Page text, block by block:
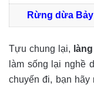
Rừng dừa Bảy
Tựu chung lại,
làm sống lại nghề
chuyến đi, bạn